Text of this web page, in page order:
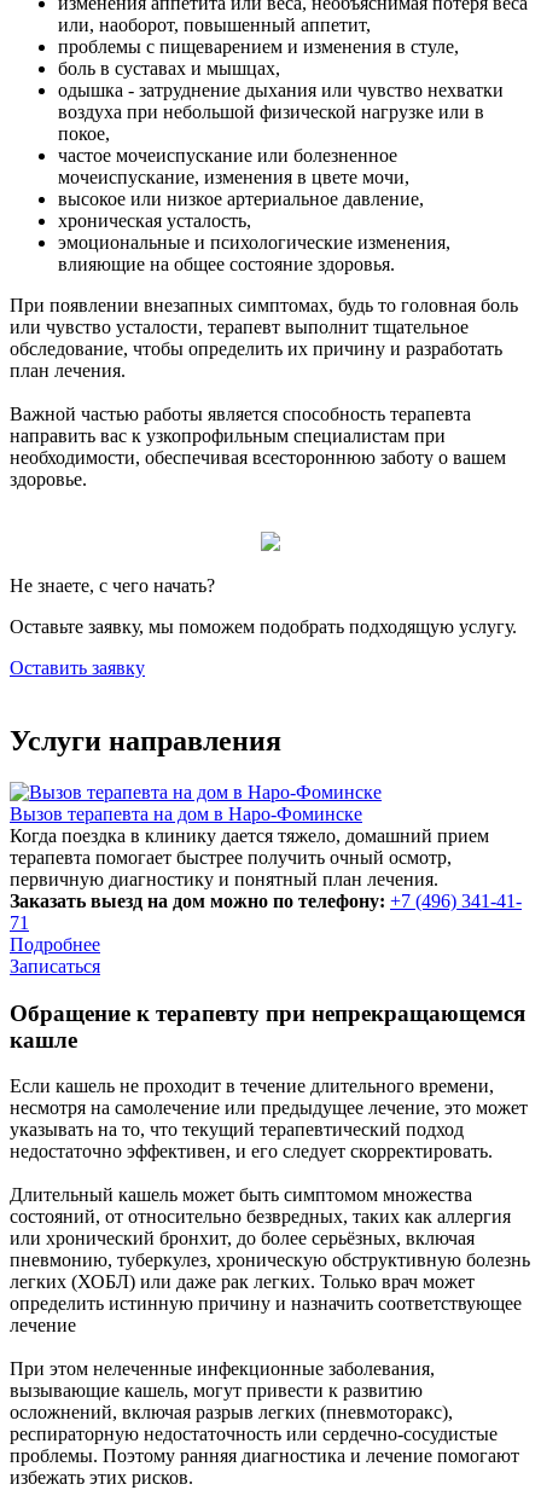
или, наоборот, повышенный аппетит,
проблемы с пищеварением и изменения в стуле,
боль в суставах и мышцах,
одышка - затруднение дыхания или чувство нехватки
воздуха при небольшой физической нагрузке или в
покое,
частое мочеиспускание или болезненное
мочеиспускание, изменения в цвете мочи,
высокое или низкое артериальное давление,
хроническая усталость,
эмоциональные и психологические изменения,
влияющие на общее состояние здоровья.
При появлении внезапных симптомах, будь то головная боль
или чувство усталости, терапевт выполнит тщательное
обследование, чтобы определить их причину и разработать
план лечения.
Важной частью работы является способность терапевта
направить вас к узкопрофильным специалистам при
необходимости, обеспечивая всестороннюю заботу о вашем
здоровье.
Не знаете, с чего начать?
Оставьте заявку, мы поможем подобрать подходящую услугу.
Оставить заявку
Услуги направления
Вызов терапевта на дом в Наро-Фоминске
Когда поездка в клинику дается тяжело, домашний прием
терапевта помогает быстрее получить очный осмотр,
первичную диагностику и понятный план лечения.
Заказать выезд на дом можно по телефону: +7 (496) 341-41-
71
Подробнее
Записаться
Обращение к терапевту при непрекращающемся
кашле
Если кашель не проходит в течение длительного времени,
несмотря на самолечение или предыдущее лечение, это может
указывать на то, что текущий терапевтический подход
недостаточно эффективен, и его следует скорректировать.
Длительный кашель может быть симптомом множества
состояний, от относительно безвредных, таких как аллергия
или хронический бронхит, до более серьёзных, включая
пневмонию, туберкулез, хроническую обструктивную болезнь
легких (ХОБЛ) или даже рак легких. Только врач может
определить истинную причину и назначить соответствующее
лечение
При этом нелеченные инфекционные заболевания,
вызывающие кашель, могут привести к развитию
осложнений, включая разрыв легких (пневмоторакс),
респираторную недостаточность или сердечно-сосудистые
проблемы. Поэтому ранняя диагностика и лечение помогают
избежать этих рисков.